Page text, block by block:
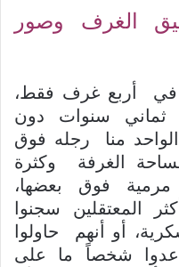
الغرف وصور
أربع غرف فقط،
سنوات دون
منا رجله فوق
الغرفة وكثرة
مرمية فوق بعضها،
المعتقلين سجنوا
أو أنهم حاولوا
شخصاً ما على